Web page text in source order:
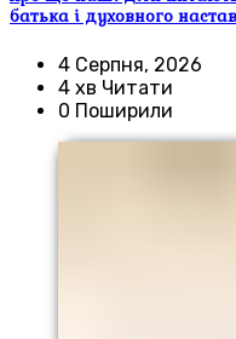
батька і духовного
4 Серпня, 2026
4 хв Читати
0 Поширили